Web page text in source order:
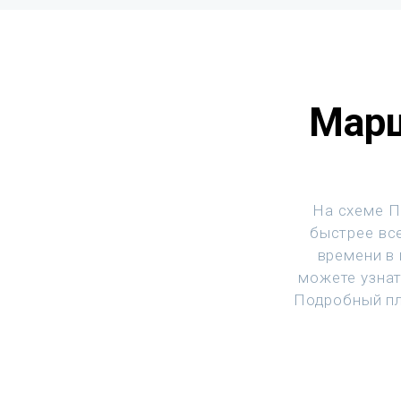
На схеме
быстрее
времени в
можете
Подробный